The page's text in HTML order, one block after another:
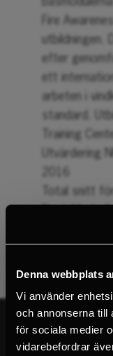
Denna webbplats
Vi använder
och annonserna till
för sociala medier
vidarebefordrar
Fire
utbildningen.
efter
ett
arbeten i
standard.
Training
Utvärdering
Total snitt
Vanliga frågor
Vilken